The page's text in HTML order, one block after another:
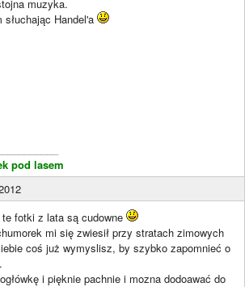
muzyka.
słuchając Handel'a
pod lasem
te fotki z lata są cudowne
mi się zwiesił przy stratach zimowych
coś już wymyslisz, by szybko zapomnieć o
i pięknie pachnie i mozna dodoawać do